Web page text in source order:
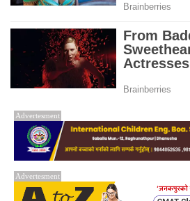
Advertesment
Advertesment